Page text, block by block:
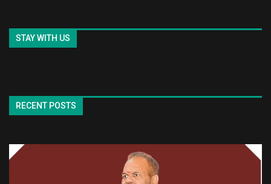
STAY WITH US
RECENT POSTS